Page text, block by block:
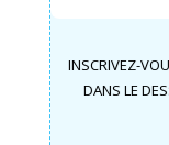
INSCRIVEZ-
DANS LE